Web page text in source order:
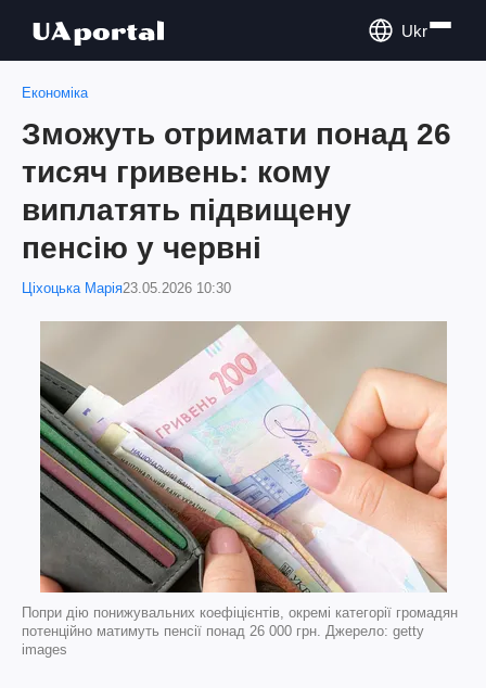
Ukr
Економіка
Зможуть отримати понад 26
тисяч гривень: кому
виплатять підвищену
пенсію у червні
Ціхоцька Марія23.05.2026 10:30
Попри дію понижувальних коефіцієнтів, окремі категорії громадян
потенційно матимуть пенсії понад 26 000 грн. Джерело: getty
images